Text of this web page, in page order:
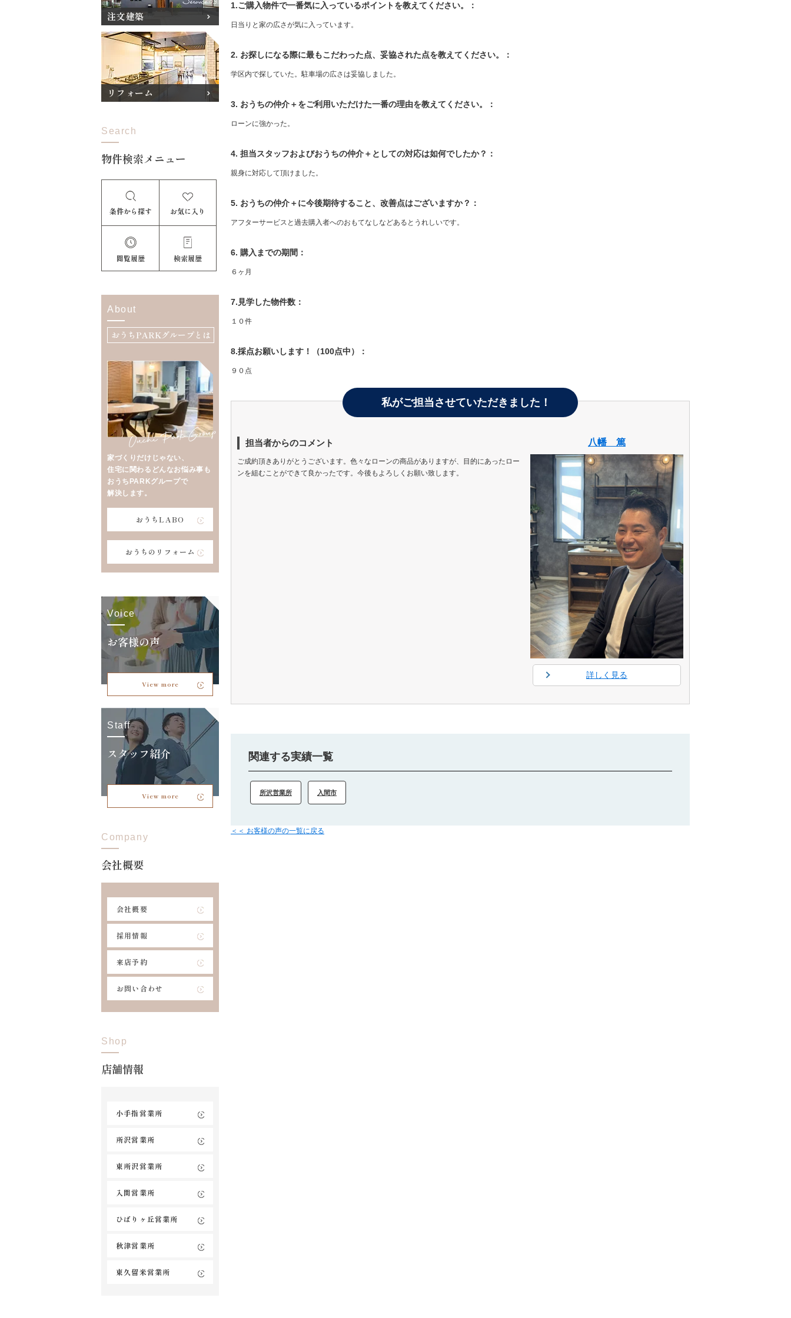
1.ご購入物件で一番気に入っているポイントを教えてください。：
日当りと家の広さが気に入っています。
2. お探しになる際に最もこだわった点、妥協された点を教えてください。：
学区内で探していた。駐車場の広さは妥協しました。
3. おうちの仲介＋をご利用いただけた一番の理由を教えてください。：
ローンに強かった。
4. 担当スタッフおよびおうちの仲介＋としての対応は如何でしたか？：
親身に対応して頂けました。
5. おうちの仲介＋に今後期待すること、改善点はございますか？：
アフターサービスと過去購入者へのおもてなしなどあるとうれしいです。
6. 購入までの期間：
６ヶ月
7.見学した物件数：
１０件
8.採点お願いします！（100点中）：
９０点
私がご担当させていただきました！
担当者からのコメント
ご成約頂きありがとうございます。色々なローンの商品がありますが、目的にあったロー
ンを組むことができて良かったです。今後もよろしくお願い致します。
八幡 篤
詳しく見る
関連する実績一覧
所沢営業所 入間市
＜＜ お客様の声の一覧に戻る
注文建築
リフォーム
Search
物件検索メニュー
条件から探す お気に入り
閲覧履歴 検索履歴
About
おうちPARKグループとは
家づくりだけじゃない、
住宅に関わるどんなお悩み事も
おうちPARKグループで
解決します。
おうちLABO
おうちのリフォーム
Voice
お客様の声
View more
Staff
スタッフ紹介
View more
Company
会社概要
会社概要
採用情報
来店予約
お問い合わせ
Shop
店舗情報
小手指営業所
所沢営業所
東所沢営業所
入間営業所
ひばりヶ丘営業所
秋津営業所
東久留米営業所